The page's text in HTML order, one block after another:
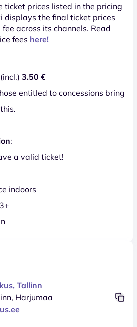
ticket prices listed in the pricing
displays the final ticket prices
across its channels. Read
fees here!
3.50 €
entitled to concessions bring
:
a valid ticket!
indoors
Tallinn
Harjumaa